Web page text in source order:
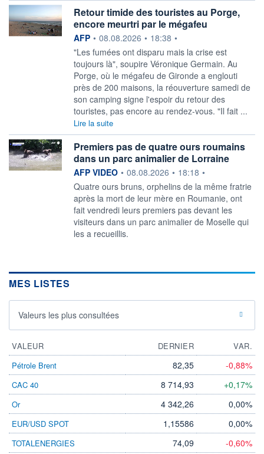
Retour timide des touristes au Porge,
encore meurtri par le mégafeu
information fournie par
AFP • 08.08.2026 • 18:38 •
"Les fumées ont disparu mais la crise est
toujours là", soupire Véronique Germain. Au
Porge, où le mégafeu de Gironde a englouti
près de 200 maisons, la réouverture samedi de
son camping signe l'espoir du retour des
touristes, pas encore au rendez-vous. "Il fait ...
Lire la suite
Premiers pas de quatre ours roumains
dans un parc animalier de Lorraine
information fournie par
AFP VIDEO • 08.08.2026 • 18:18 •
Quatre ours bruns, orphelins de la même fratrie
après la mort de leur mère en Roumanie, ont
fait vendredi leurs premiers pas devant les
visiteurs dans un parc animalier de Moselle qui
les a recueillis.
MES LISTES
Valeurs les plus consultées
VALEUR DERNIER
VAR.
Pétrole Brent
82,35 -0,88%
CAC 40 8 714,93 +0,17%
Or 4 342,26 0,00%
EUR/USD SPOT 1,15586 0,00%
TOTALENERGIES 74,09 -0,60%